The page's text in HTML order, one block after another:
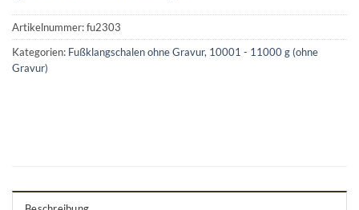
Artikelnummer:fu2303
Kategorien: Fußklangschalen ohne Gravur, 10001 - 11000 g (ohne
Gravur)